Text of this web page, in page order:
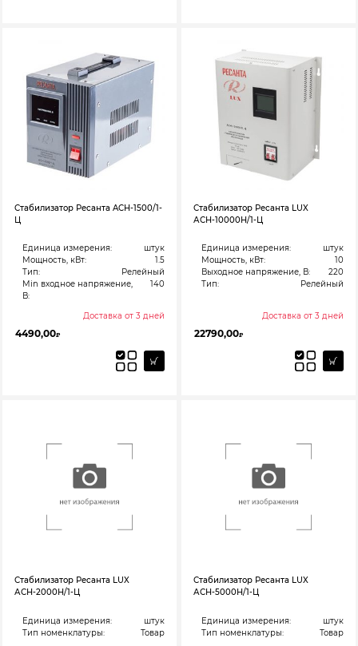
Стабилизатор Ресанта ACH-1500/1-
Ц
Единица измерения:
штук
Мощность, кВт:
1.5
Тип:
Релейный
Min входное напряжение,
В:
140
Доставка от 3 дней
4490,00₽
Стабилизатор Ресанта LUX
АСН-10000Н/1-Ц
Единица измерения:
штук
Мощность, кВт:
10
Выходное напряжение, В:
220
Тип:
Релейный
Доставка от 3 дней
22790,00₽
Стабилизатор Ресанта LUX
АСН-2000Н/1-Ц
Единица измерения:
штук
Тип номенклатуры:
Товар
Стабилизатор Ресанта LUX
АСН-5000Н/1-Ц
Единица измерения:
штук
Тип номенклатуры:
Товар